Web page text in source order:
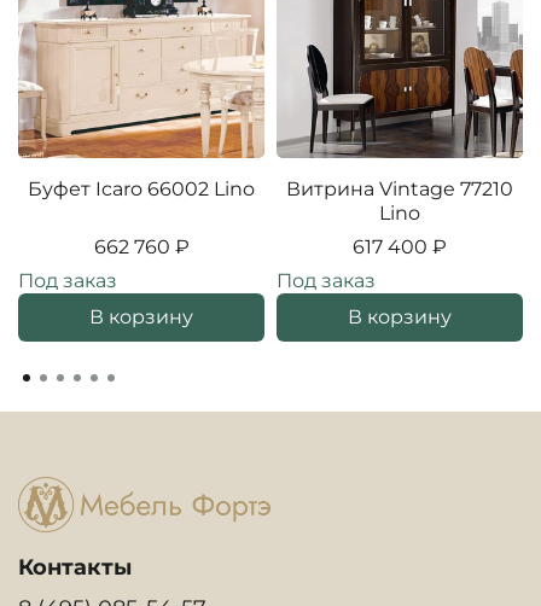
Буфет Icaro 66002 Lino
662 760 ₽
Под заказ
В корзину
Витрина Vintage 77210
Lino
617 400 ₽
Под заказ
В корзину
Контакты